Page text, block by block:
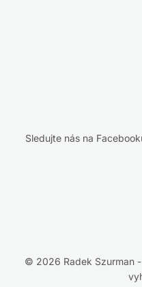
Sledujte nás na
© 2026 Radek Szurman